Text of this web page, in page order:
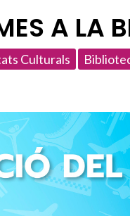
A LA
Culturals